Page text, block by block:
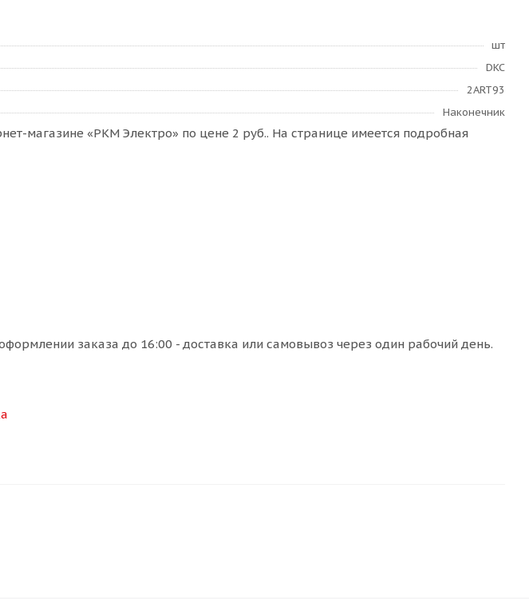
шт
DKC
2ART93
Наконечник
магазине «РКМ Электро» по цене 2 руб.. На странице имеется подробная
заказа до 16:00 - доставка или самовывоз через один рабочий день.